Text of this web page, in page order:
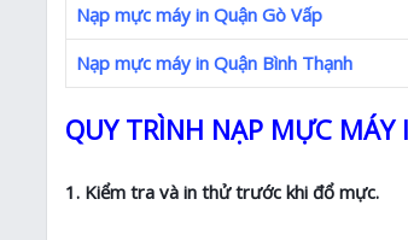
Nạp mực máy in Quận Gò Vấp
Nạp mực máy in Quận Bình Thạnh
QUY TRÌNH NẠP MỰC MÁY
1. Kiểm tra và in thử trước khi đổ mực.